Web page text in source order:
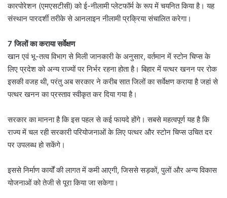
कारपोरेशन (एमएसटीसी) को ई-नीलामी प्लेटफॉर्म के रूप में चयनित किया है। यह
संस्थान पारदर्शी तरीके से आनलाइन नीलामी प्रक्रिया संचालित करेगा।
7 जिलों का कराया सर्वेक्षण
खान एवं भू-तत्व विभाग से मिली जानकारी के अनुसार, वर्तमान में स्टोन चिप्स के
लिए प्रदेश को अन्य राज्यों पर निर्भर रहना होता है। बिहार में पत्थर खनन पर रोक
इसकी वजह थी, परंतु अब सरकार ने करीब सात जिलों का सर्वेक्षण कराया है जहां से
पत्थर खनन का प्रस्ताव स्वीकृत कर दिया गया है।
सरकार का मानना है कि इस पहल से कई फायदे होंगे। सबसे महत्वपूर्ण यह है कि
राज्य में चल रही सरकारी परियोजनाओं के लिए पत्थर और स्टोन चिप्स उचित दर
पर उपलब्ध हो सकेंगे।
इससे निर्माण कार्यों की लागत में कमी आएगी, जिससे सड़कों, पुलों और अन्य विकास
योजनाओं को तेजी से पूरा किया जा सकेगा।